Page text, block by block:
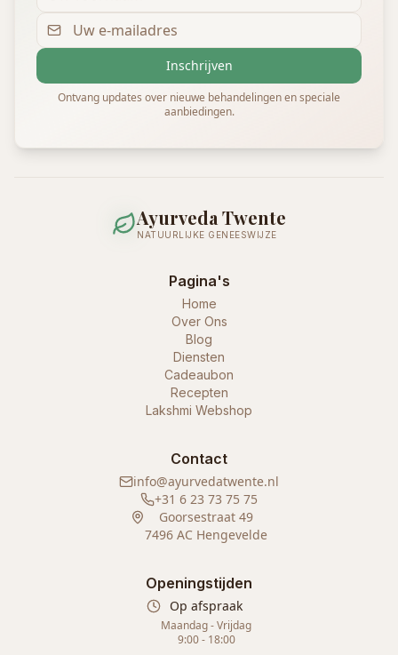
Inschrijven
Ontvang updates over nieuwe behandelingen en speciale
aanbiedingen.
Ayurveda Twente
NATUURLIJKE GENEESWIJZE
Pagina's
Home
Over Ons
Blog
Diensten
Cadeaubon
Recepten
Lakshmi Webshop
Contact
info@ayurvedatwente.nl
+31 6 23 73 75 75
Goorsestraat 49
7496 AC Hengevelde
Openingstijden
Op afspraak
Maandag - Vrijdag
9:00 - 18:00